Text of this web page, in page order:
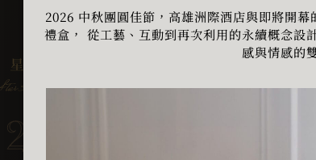
2026 中秋團圓佳節，高雄洲際酒店與即將開
禮盒， 從工藝、互動到再次利用的永續概念設
感與情感的